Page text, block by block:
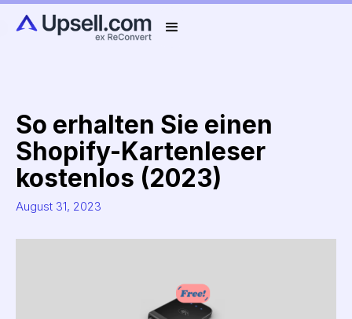
So erhalten Sie einen
Shopify-Kartenleser
kostenlos (2023)
August 31, 2023